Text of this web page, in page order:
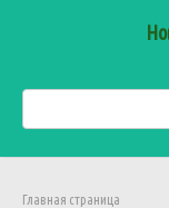
Главная страница